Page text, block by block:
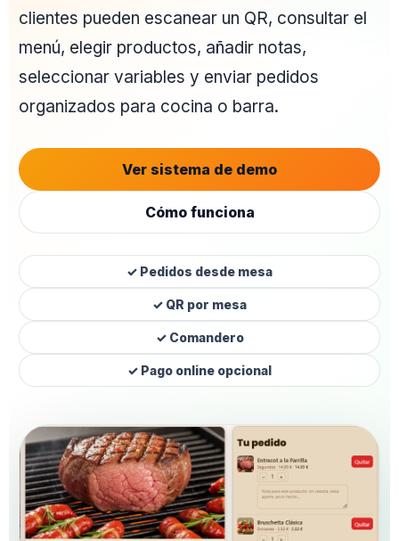
clientes pueden escanear un QR, consultar el
menú, elegir productos, añadir notas,
seleccionar variables y enviar pedidos
organizados para cocina o barra.
Ver sistema de demo
Cómo funciona
✓ Pedidos desde mesa
✓ QR por mesa
✓ Comandero
✓ Pago online opcional